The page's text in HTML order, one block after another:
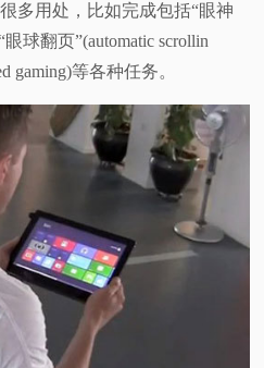
多用处，比如完成包括“眼神
眼球翻页”(automatic scrollin
gaming)等各种任务。